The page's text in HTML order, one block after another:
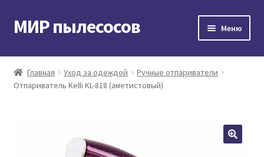
Перейти
к
Перейти
к
МИР пылесосов Меню
Главная
Мой аккаунт
Главная Уход за одеждой
Ручные отпариватели
Отпариватель Kelli KL-818 (аметистовый)